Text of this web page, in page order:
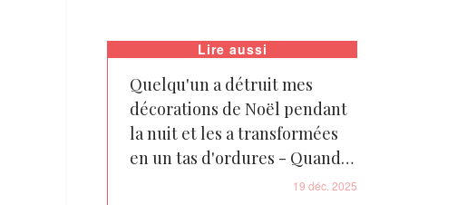
Lire aussi
Quelqu'un a détruit mes
décorations de Noël pendant
la nuit et les a transformées
en un tas d'ordures - Quand
j'ai découvert qui était le19 déc. 2025